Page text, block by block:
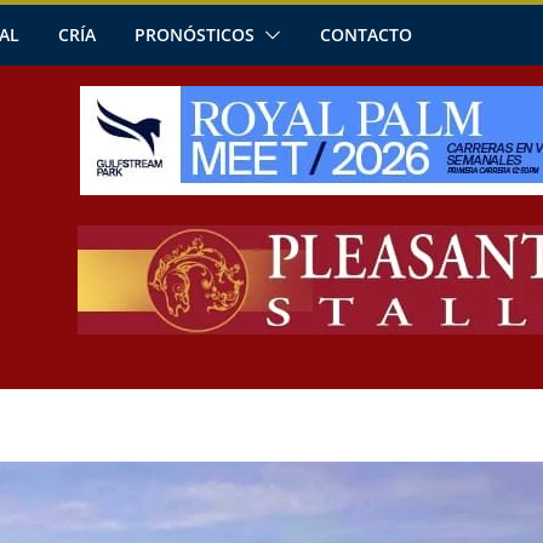
CRÍA PRONÓSTICOS CONTACTO